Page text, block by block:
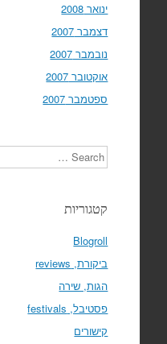
ינואר 2008
דצמבר 2007
נובמבר 2007
אוקטובר 2007
ספטמבר 2007
Search
קטגוריות
Blogroll
ביקורת, reviews
הגות, שירה
פסטיבל, festivals
קישורים